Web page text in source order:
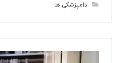
دامپزشکی ها